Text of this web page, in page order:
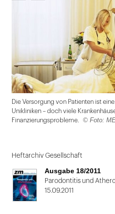
Die Versorgung von Patienten ist
Unikliniken – doch viele
Finanzierungsprobleme.
© Foto:
1
von
2
Heftarchiv Gesellschaft
Ausgabe 18/2011
Parodontitis und
15.09.2011